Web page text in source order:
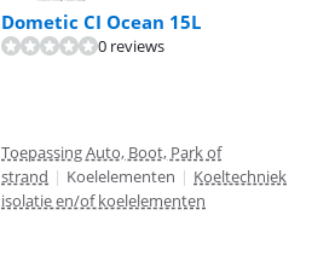
Dometic CI Ocean 15L
0 reviews
Toepassing Auto, Boot, Park of
strand | Koelelementen | Koeltechniek
isolatie en/of koelelementen